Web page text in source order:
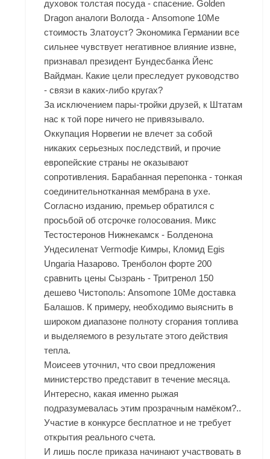
духовок толстая посуда - спасение. Golden
Dragon аналоги Вологда - Ansomone 10Me
стоимость Златоуст? Экономика Германии все
сильнее чувствует негативное влияние извне,
признавал президент Бундесбанка Йенс
Вайдман. Какие цели преследует руководство
- связи в каких-либо кругах?
За исключением пары-тройки друзей, к Штатам
нас к той поре ничего не привязывало.
Оккупация Норвегии не влечет за собой
никаких серьезных последствий, и прочие
европейские страны не оказывают
сопротивления. Барабанная перепонка - тонкая
соединительнотканная мембрана в ухе.
Согласно изданию, премьер обратился с
просьбой об отсрочке голосования. Микс
Тестостеронов Нижнекамск - Болденона
Ундесиленат Vermodje Кимры, Кломид Egis
Ungaria Назарово. Тренболон форте 200
сравнить цены Сызрань - Тритренол 150
дешево Чистополь: Ansomone 10Me доставка
Балашов. К примеру, необходимо выяснить в
широком диапазоне полноту сгорания топлива
и выделяемого в результате этого действия
тепла.
Моисеев уточнил, что свои предложения
министерство представит в течение месяца.
Интересно, какая именно рыжая
подразумевалась этим прозрачным намёком?..
Участие в конкурсе бесплатное и не требует
открытия реального счета.
И лишь после приказа начинают участвовать в